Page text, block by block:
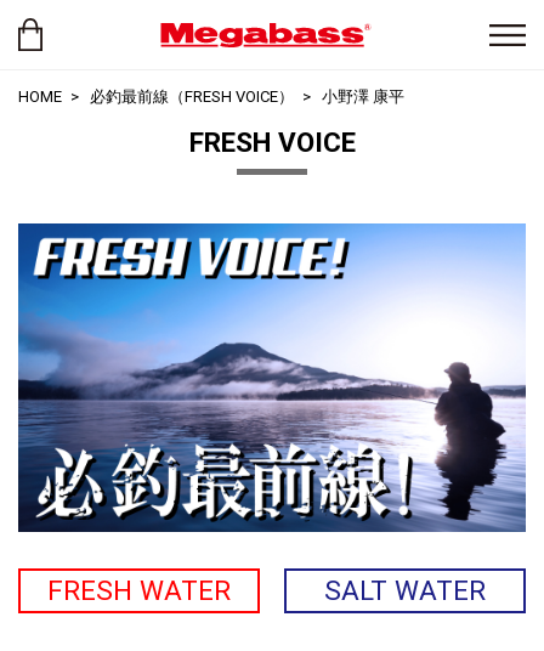
HOME 必釣最前線（FRESH VOICE） 小野澤 康平
FRESH VOICE
FRESH WATER SALT WATER